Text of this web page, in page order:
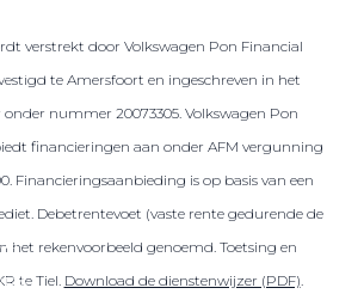
vragen
elektrisch
verstrekt door Volkswagen Pon Financial
te Amersfoort en ingeschreven in het
onder nummer 20073305. Volkswagen Pon
financieringen aan onder AFM vergunning
Financieringsaanbieding is op basis van een
Debetrentevoet (vaste rente gedurende de
het rekenvoorbeeld genoemd. Toetsing en
te Tiel. Download de dienstenwijzer (PDF).